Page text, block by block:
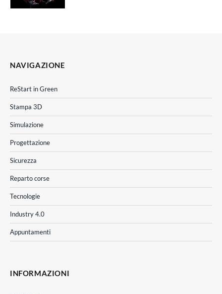
NAVIGAZIONE
ReStart in Green
Stampa 3D
Simulazione
Progettazione
Sicurezza
Reparto corse
Tecnologie
Industry 4.0
Appuntamenti
INFORMAZIONI